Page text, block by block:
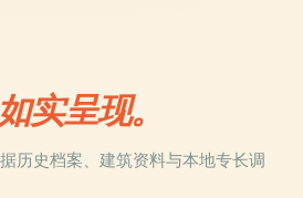
如实呈现。
历史档案、建筑资料与本地专长调